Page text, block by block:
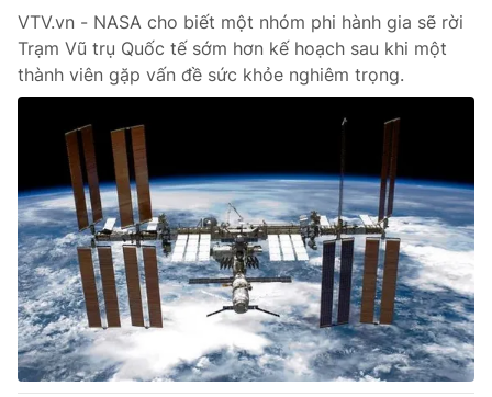
VTV.vn - NASA cho biết một nhóm phi hành gia sẽ rời
Trạm Vũ trụ Quốc tế sớm hơn kế hoạch sau khi một
thành viên gặp vấn đề sức khỏe nghiêm trọng.